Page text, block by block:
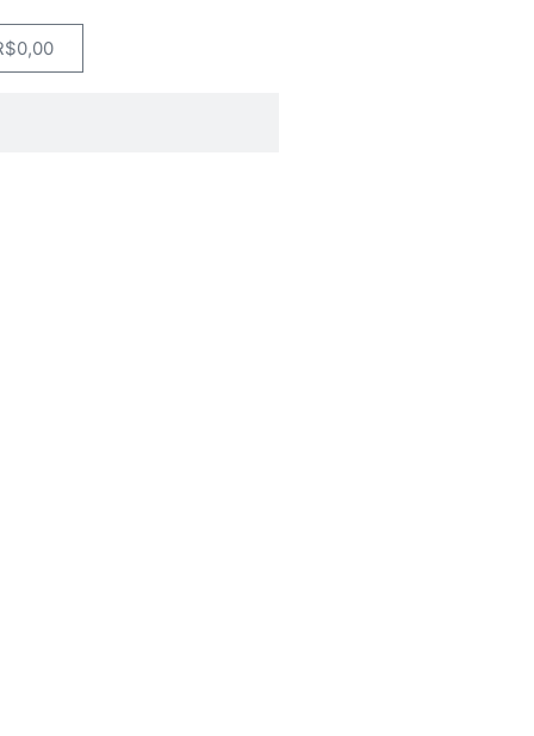
0,00